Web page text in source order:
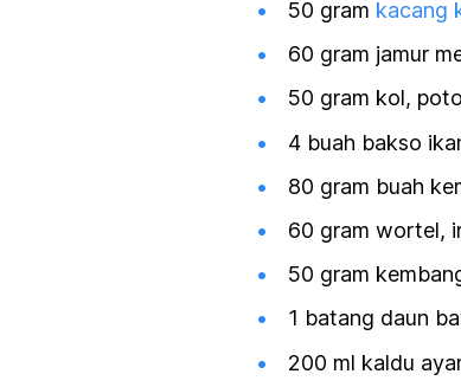
50 gram kacang
60 gram jamur
50 gram kol,
4 buah bakso
80 gram buah
60 gram wortel,
50 gram
1 batang daun
200 ml kaldu